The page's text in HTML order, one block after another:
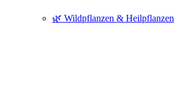
🌿 Wildpflanzen & Heilpflanzen